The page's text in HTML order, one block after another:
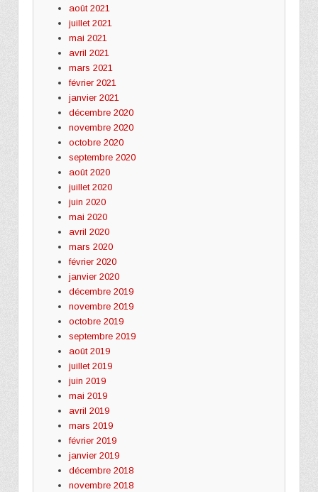
août 2021
juillet 2021
mai 2021
avril 2021
mars 2021
février 2021
janvier 2021
décembre 2020
novembre 2020
octobre 2020
septembre 2020
août 2020
juillet 2020
juin 2020
mai 2020
avril 2020
mars 2020
février 2020
janvier 2020
décembre 2019
novembre 2019
octobre 2019
septembre 2019
août 2019
juillet 2019
juin 2019
mai 2019
avril 2019
mars 2019
février 2019
janvier 2019
décembre 2018
novembre 2018